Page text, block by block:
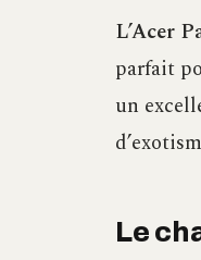
L’Acer
parfait
un
Le